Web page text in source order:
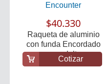
Encounter
$40.330
Raqueta de aluminio
con funda Encordado
para adultos
Cotizar